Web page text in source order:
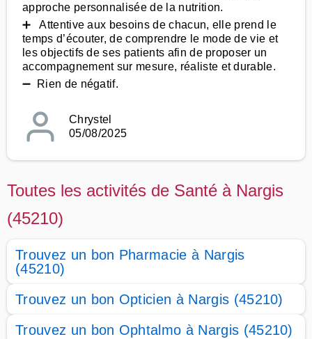
approche personnalisée de la nutrition.
➕ Attentive aux besoins de chacun, elle prend le
temps d’écouter, de comprendre le mode de vie et
les objectifs de ses patients afin de proposer un
accompagnement sur mesure, réaliste et durable.
➖ Rien de négatif.
Chrystel
05/08/2025
Toutes les activités de Santé à Nargis
(45210)
Trouvez un bon Pharmacie à Nargis
(45210)
Trouvez un bon Opticien à Nargis (45210)
Trouvez un bon Ophtalmo à Nargis (45210)